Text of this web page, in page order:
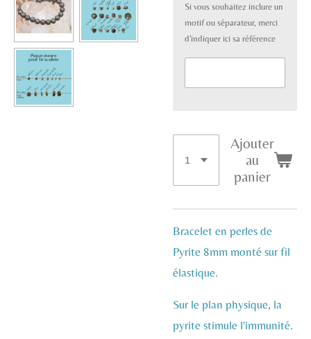
Si vous souhaitez inclure un
motif ou séparateur, merci
d'indiquer ici sa référence
Ajouter
au
panier
Bracelet en perles de
Pyrite 8mm monté sur fil
élastique.
Sur le plan physique, la
pyrite stimule l'immunité.